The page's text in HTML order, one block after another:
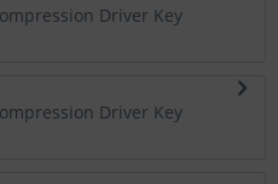
Driver Key
Driver Key